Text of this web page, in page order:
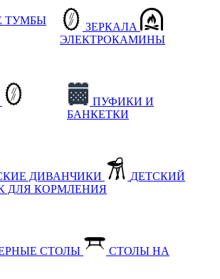
ТУМБЫ
ЗЕРКАЛА
ЭЛЕКТРОКАМИНЫ
ПУФИКИ И
БАНКЕТКИ
ДИВАНЧИКИ
ДЕТСКИЙ
ДЛЯ КОРМЛЕНИЯ
СТОЛЫ
СТОЛЫ НА